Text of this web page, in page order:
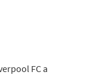
FC a